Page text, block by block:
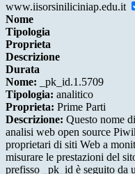
www.iisorsiniliciniap.edu.it
Nome
Tipologia
Proprieta
Descrizione
Durata
Nome: _pk_id.1.5709
Tipologia: analitico
Proprieta: Prime Parti
Descrizione: Questo nome
analisi web open source
proprietari di siti Web a
misurare le prestazioni del
prefisso _pk_id è seguito da